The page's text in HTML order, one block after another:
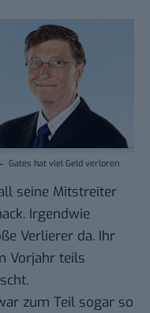
Gates hat viel Geld verloren
seine Mitstreiter
Irgendwie
Verlierer da. Ihr
Vorjahr teils
zum Teil sogar so